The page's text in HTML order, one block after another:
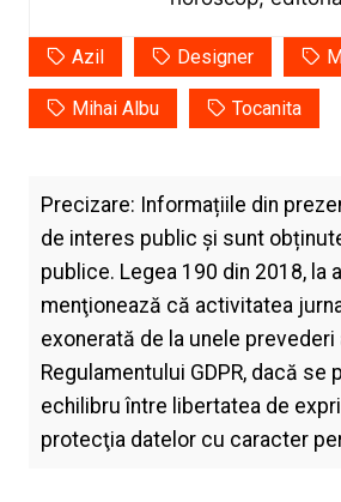
Azil Designer
Mihai Albu Tocanita
Precizare: Informațiile din
de interes public și sunt
publice. Legea 190 din 2018, la
menţionează că activitatea
exonerată de la unele prevederi
Regulamentului GDPR, dacă se
echilibru între libertatea de
protecţia datelor cu caracter